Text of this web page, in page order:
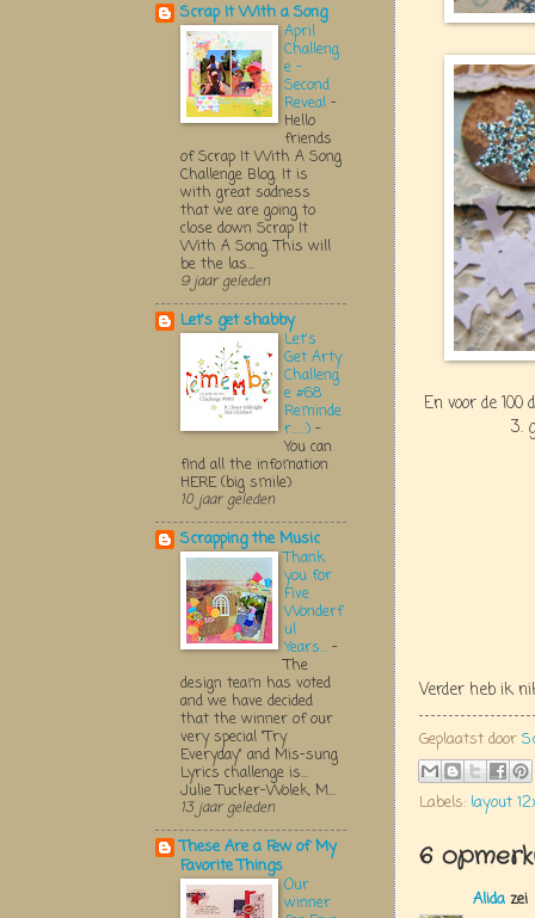
En voor de
3.
Verder heb ik
Geplaatst door
Labels: layout
6
Alida zei
Scrap It With a Song
April
Challeng
e -
Second
Reveal -
Hello
friends
of Scrap It With A Song
Challenge Blog. It is
with great sadness
that we are going to
close down Scrap It
With A Song. This will
be the las...
9 jaar geleden
Let's get shabby
Let's
Get Arty
Challeng
e #68
Reminde
r.....:) -
You can
find all the infomation
HERE (big smile)
10 jaar geleden
Scrapping the Music
Thank
you for
Five
Wonderf
ul
Years... -
The
design team has voted
and we have decided
that the winner of our
very special "Try
Everyday" and Mis-sung
Lyrics challenge is...
Julie Tucker-Wolek, M...
13 jaar geleden
These Are a Few of My
Favorite Things
Our
winner